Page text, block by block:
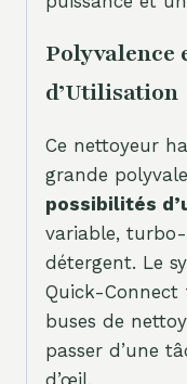
Polyvalence
d’Utilisation
Ce nettoyeur
grande
possibilités
variable,
détergent. Le
Quick-Connect
buses de
passer d’une
d’œil.